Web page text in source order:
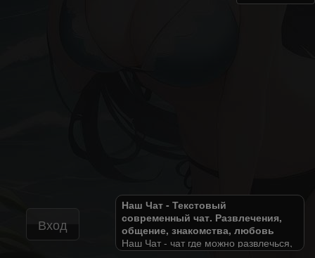
Вход
Наш Чат - Текстовый
современный чат. Развлечения,
общение, знакомства, любовь
Наш Чат - чат где можно развлечься,
найти друзей, свою любовь и